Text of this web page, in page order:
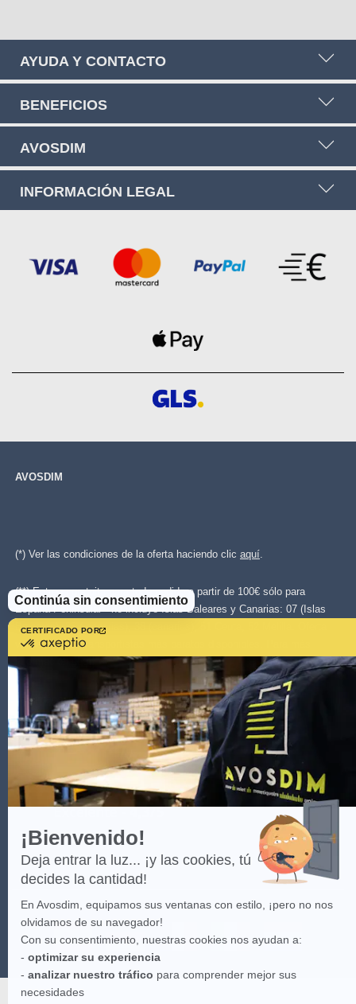
CERTIFICADO POR
Axeptio
-
Más
información
sobre
Axeptio
¡Bienvenido!
Deja entrar la luz... ¡y las cookies, tú
decides la cantidad!
En Avosdim, equipamos sus ventanas con estilo, ¡pero no nos
olvidamos de su navegador!
Con su consentimiento, nuestras cookies nos ayudan a:
- optimizar su experiencia
- analizar nuestro tráfico para comprender mejor sus
necesidades
Continúa sin consentimiento
AYUDA Y CONTACTO
BENEFICIOS
AVOSDIM
INFORMACIÓN LEGAL
AVOSDIM
(*) Ver las condiciones de la oferta haciendo clic aquí.
(**) Entrega gratuita para todo pedido a partir de 100€ sólo para
España Peninsular - no incluye Islas Baleares y Canarias: 07 (Islas
Baleares), 35 ( canarias), 38 (canarias), 51 Ceuta, 52 Melilla. Oferta
válida con los transportistas más baratos disponibles. Para más
Las imágenes del sitio web son de la propiedad intelectual de
Avosdim, toda reproduction parcial o total estándar prohibida.